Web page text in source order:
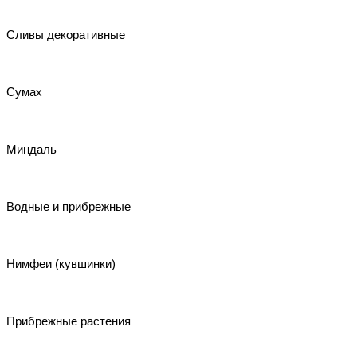
Сливы декоративные
Сумах
Миндаль
Водные и прибрежные
Нимфеи (кувшинки)
Прибрежные растения